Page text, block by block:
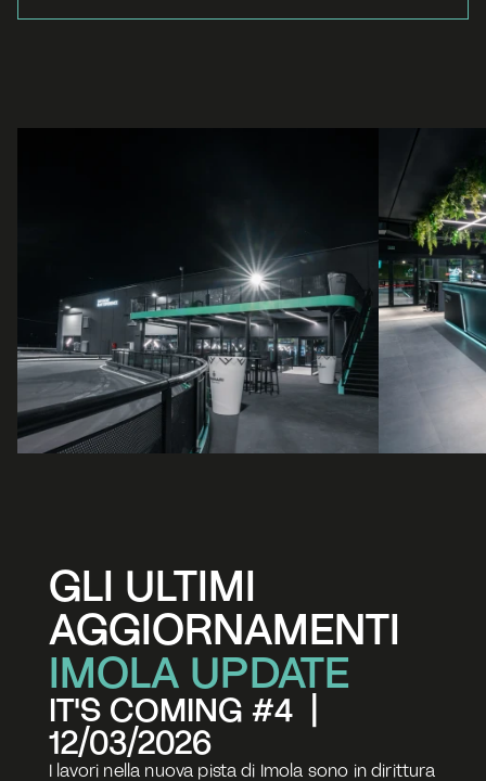
GLI ULTIMI
AGGIORNAMENTI
IMOLA UPDATE
IT'S COMING #4  |
12/03/2026
I lavori nella nuova pista di Imola sono in dirittura